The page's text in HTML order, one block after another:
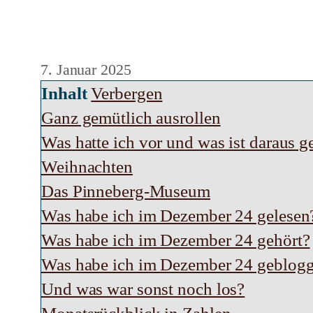
7. Januar 2025
Inhalt Verbergen
Ganz gemütlich ausrollen
Was hatte ich vor und was ist daraus
Weihnachten
Das Pinneberg-Museum
Was habe ich im Dezember 24
Was habe ich im Dezember 24 gehört?
Was habe ich im Dezember 24
Und was war sonst noch los?